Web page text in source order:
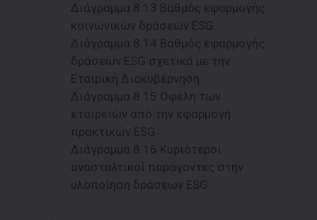
Διάγραμμα 8.13 Βαθμός εφαρμογής
κοινωνικών δράσεων ESG
Διάγραμμα 8.14 Βαθμός εφαρμογής
δράσεων ESG σχετικά με την
Εταιρική Διακυβέρνηση
Διάγραμμα 8.15 Οφέλη των
εταιρειών από την εφαρμογή
πρακτικών ESG
Διάγραμμα 8.16 Κυριότεροι
ανασταλτικοί παράγοντες στην
υλοποίηση δράσεων ESG